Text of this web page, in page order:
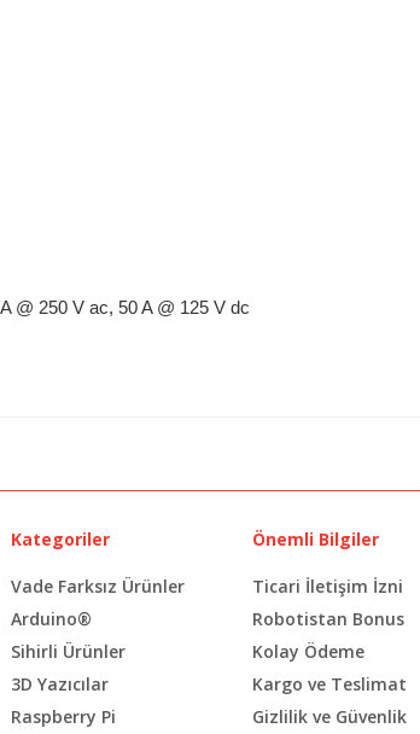
@ 250 V ac, 50 A @ 125 V dc
Kategoriler
Vade Farksız Ürünler
Arduino®
Sihirli Ürünler
3D Yazıcılar
Raspberry Pi
Önemli Bilgiler
Ticari İletişim İzni
Robotistan Bonus
Kolay Ödeme
Kargo ve Teslimat
Gizlilik ve Güvenlik